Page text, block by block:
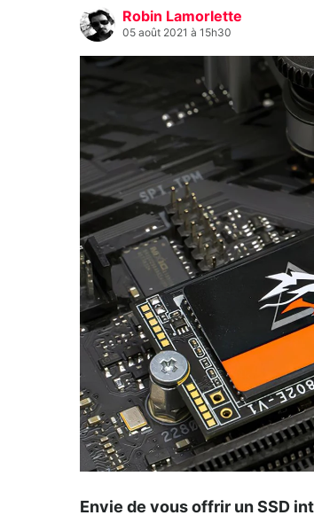
Robin Lamorlette
05 août 2021 à 15h30
Envie de vous offrir un SSD